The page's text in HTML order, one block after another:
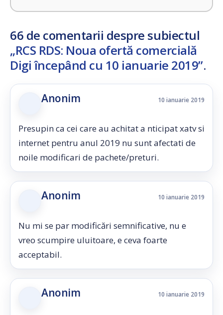
66 de comentarii despre subiectul
„RCS RDS: Noua ofertă comercială
Digi începând cu 10 ianuarie 2019”.
Anonim 10 ianuarie 2019
Presupin ca cei care au achitat a nticipat xatv si
internet pentru anul 2019 nu sunt afectati de
noile modificari de pachete/preturi.
Anonim 10 ianuarie 2019
Nu mi se par modificări semnificative, nu e
vreo scumpire uluitoare, e ceva foarte
acceptabil.
Anonim 10 ianuarie 2019